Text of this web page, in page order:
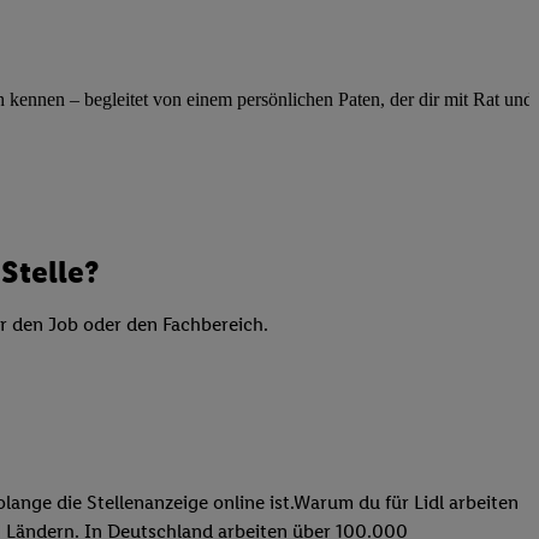
– begleitet von einem persönlichen Paten, der dir mit Rat und
Job oder den Fachbereich.
die Stellenanzeige online ist.Warum du für Lidl arbeiten
In Deutschland arbeiten über 100.000
Bereitstellung und
Analyse
von Profilen